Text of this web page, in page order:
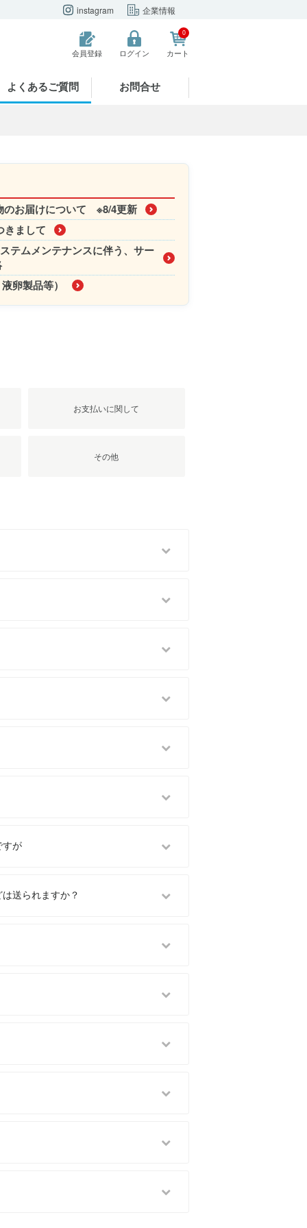
instagram 企業情報
会員登録 ログイン
0
カート
よくあるご質問 お問合せ
のお届けについて ※8/4更新
きまして
テムメンテナンスに伴う、サー
卵製品等）
お支払いに関して
その他
すが
送られますか？